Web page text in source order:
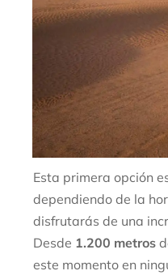
Esta primera opción
dependiendo de la
disfrutarás de una
Desde 1.200 metros
este momento en